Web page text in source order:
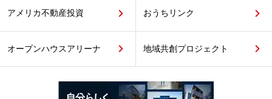
アメリカ不動産投資 おうちリンク
オープンハウスアリーナ 地域共創プロジェクト